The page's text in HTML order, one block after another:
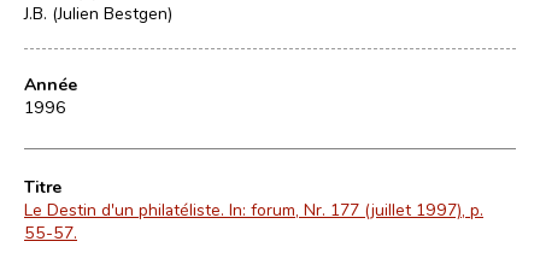
J.B. (Julien Bestgen)
Année
1996
Titre
Le Destin d'un philatéliste. In: forum, Nr. 177 (juillet 1997), p.
55-57.